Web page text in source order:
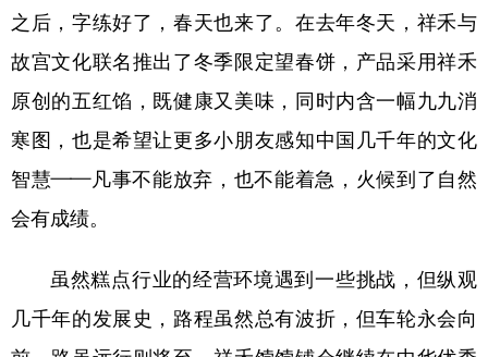
之后，字练好了，春天也来了。在去年冬天，祥禾与
故宫文化联名推出了冬季限定望春饼，产品采用祥禾
原创的五红馅，既健康又美味，同时内含一幅九九消
寒图，也是希望让更多小朋友感知中国几千年的文化
智慧——凡事不能放弃，也不能着急，火候到了自然
会有成绩。
虽然糕点行业的经营环境遇到一些挑战，但纵观
几千年的发展史，路程虽然总有波折，但车轮永会向